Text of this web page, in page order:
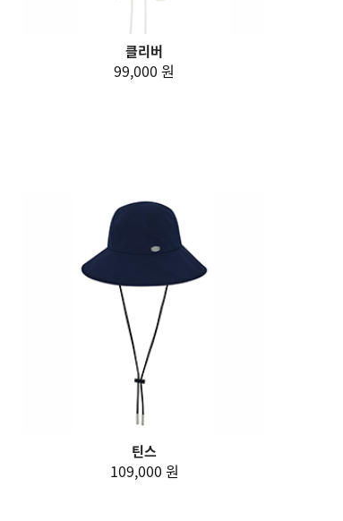
클리버
99,000 원
틴스
109,000 원